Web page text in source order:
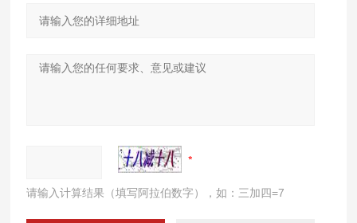
请输入计算结果（填写阿拉伯数字），如：三加四=7